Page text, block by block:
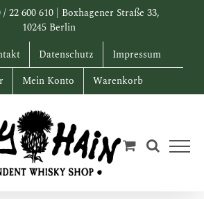
22 600 610 | Boxhagener Straße 33,
10245 Berlin
Datenschutz
Impressum
Mein Konto Warenkorb